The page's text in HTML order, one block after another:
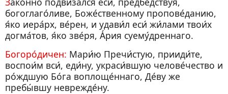
богоглаго́ливе, Боже́ственному пропове́данию,
я́ко иера́рх, ве́рен, и удави́л еси́ жи́лами твои́х
догма́тов, я́ко зве́ря, А́рия суему́дреннаго.
Богоро́дичен: Мари́ю Пречи́стую, прииди́те,
воспои́м вси́, еди́ну, украси́вшую челове́чество и
ро́ждшую Бо́га воплоще́ннаго, Де́ву же
пребы́вшу неврежде́ну.